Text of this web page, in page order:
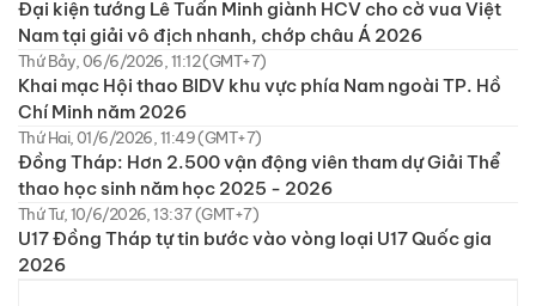
Đại kiện tướng Lê Tuấn Minh giành HCV cho cờ vua Việt
Nam tại giải vô địch nhanh, chớp châu Á 2026
Thứ Bảy, 06/6/2026, 11:12 (GMT+7)
Khai mạc Hội thao BIDV khu vực phía Nam ngoài TP. Hồ
Chí Minh năm 2026
Thứ Hai, 01/6/2026, 11:49 (GMT+7)
Đồng Tháp: Hơn 2.500 vận động viên tham dự Giải Thể
thao học sinh năm học 2025 - 2026
Thứ Tư, 10/6/2026, 13:37 (GMT+7)
U17 Đồng Tháp tự tin bước vào vòng loại U17 Quốc gia
2026